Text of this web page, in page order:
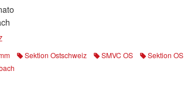
Sektion Ostschweiz SMVC OS Sektion OS